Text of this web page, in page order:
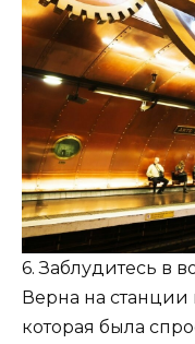
6. Заблудитесь в
Верна на станции
которая была